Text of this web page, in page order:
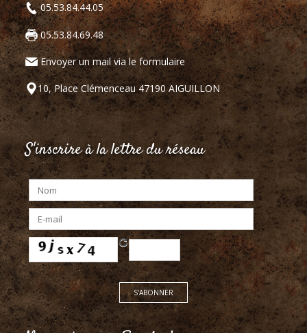
05.53.84.44.05
05.53.84.69.48
Envoyer un mail via le formulaire
10, Place Clémenceau 47190 AIGUILLON
S'inscrire à la lettre du réseau